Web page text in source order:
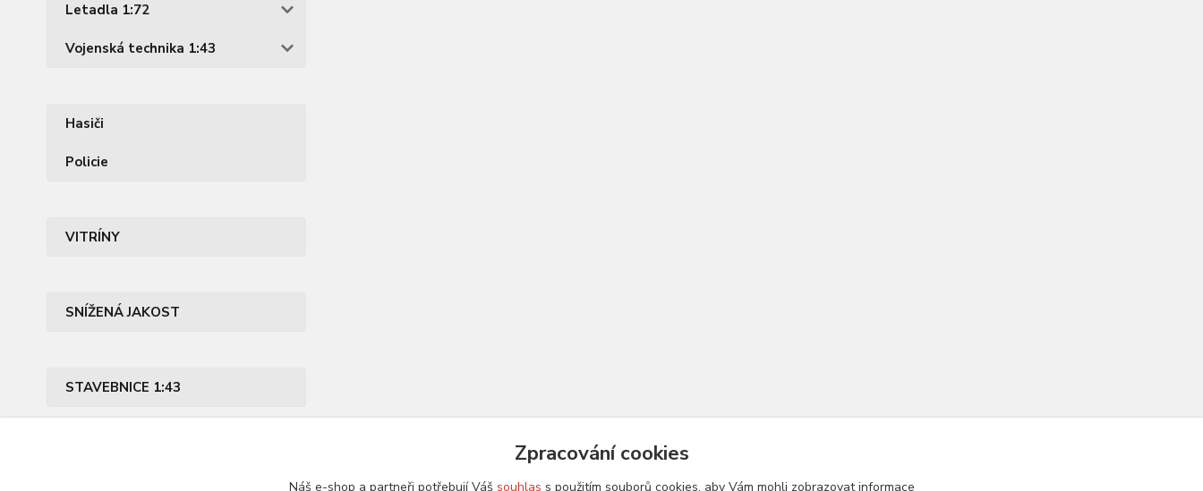
Letadla 1:72
Vojenská technika 1:43
Hasiči
Policie
VITRÍNY
SNÍŽENÁ JAKOST
STAVEBNICE 1:43
Zpracování cookies
Náš e-shop a partneři potřebují Váš souhlas s použitím souborů cookies, aby Vám mohli zobrazovat informace